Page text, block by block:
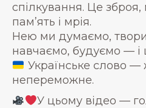
спілкування. Це
пам’ять і мрія.
Нею ми думаємо,
навчаємо, будуємо —
Українське слово —
непереможне.
У цьому відео —